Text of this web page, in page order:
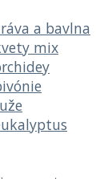
a bavlna
mix